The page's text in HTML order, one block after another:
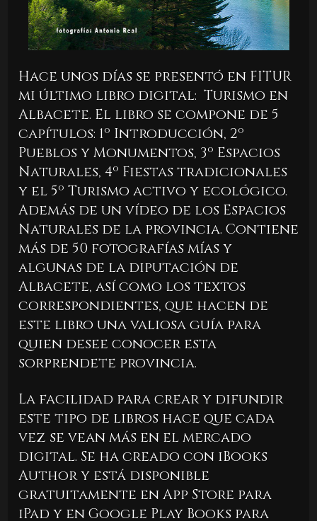
Hace unos días se presentó en FITUR
mi último libro digital: Turismo en
Albacete. El libro se compone de 5
capítulos: 1º Introducción, 2º
Pueblos y Monumentos, 3º Espacios
Naturales, 4º Fiestas tradicionales
y el 5º Turismo activo y ecológico.
Además de un vídeo de los Espacios
Naturales de la provincia. Contiene
más de 50 fotografías mías y
algunas de la diputación de
Albacete, así como los textos
correspondientes, que hacen de
este libro una valiosa guía para
quien desee conocer esta
sorprendete provincia.
La facilidad para crear y difundir
este tipo de libros hace que cada
vez se vean más en el mercado
digital. Se ha creado con iBooks
Author y está disponible
gratuitamente en App Store para
iPad y en Google Play Books para